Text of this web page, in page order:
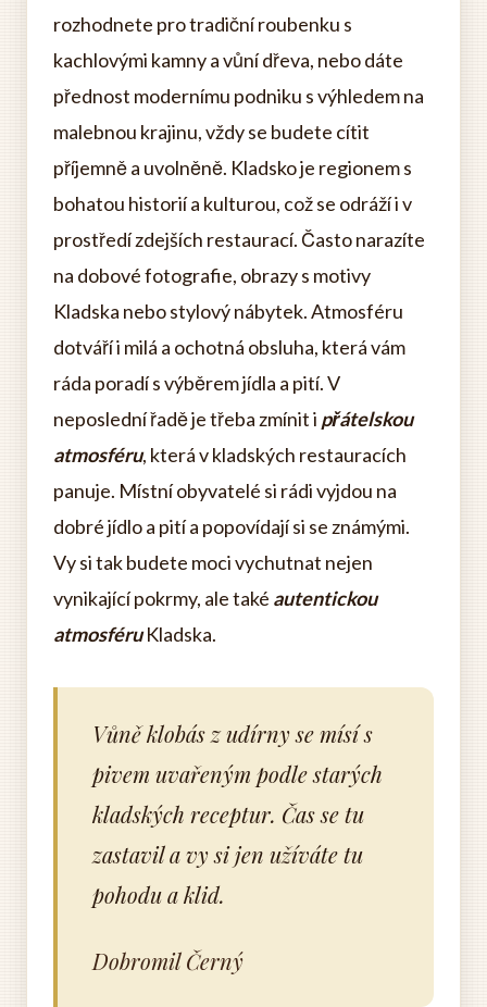
rozhodnete pro tradiční roubenku s
kachlovými kamny a vůní dřeva, nebo dáte
přednost modernímu podniku s výhledem na
malebnou krajinu, vždy se budete cítit
příjemně a uvolněně. Kladsko je regionem s
bohatou historií a kulturou, což se odráží i v
prostředí zdejších restaurací. Často narazíte
na dobové fotografie, obrazy s motivy
Kladska nebo stylový nábytek. Atmosféru
dotváří i milá a ochotná obsluha, která vám
ráda poradí s výběrem jídla a pití. V
neposlední řadě je třeba zmínit i přátelskou
atmosféru, která v kladských restauracích
panuje. Místní obyvatelé si rádi vyjdou na
dobré jídlo a pití a popovídají si se známými.
Vy si tak budete moci vychutnat nejen
vynikající pokrmy, ale také autentickou
atmosféruKladska.
Vůně klobás z udírny se mísí s
pivem uvařeným podle starých
kladských receptur. Čas se tu
zastavil a vy si jen užíváte tu
pohodu a klid.
Dobromil Černý